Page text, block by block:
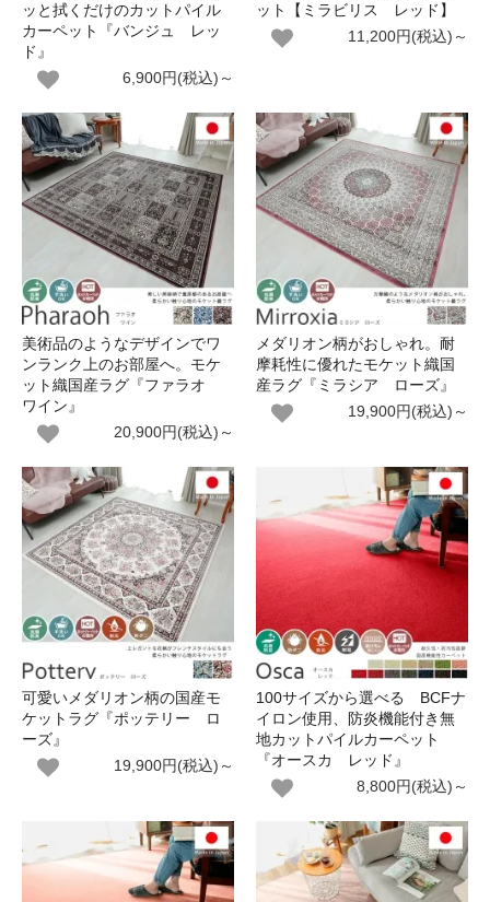
ッと拭くだけのカットパイル
カーペット『バンジュ レッ
ド』
6,900円(税込)～
ット【ミラビリス レッド】
11,200円(税込)～
美術品のようなデザインでワ
ンランク上のお部屋へ。モケ
ット織国産ラグ『ファラオ
ワイン』
20,900円(税込)～
メダリオン柄がおしゃれ。耐
摩耗性に優れたモケット織国
産ラグ『ミラシア ローズ』
19,900円(税込)～
可愛いメダリオン柄の国産モ
ケットラグ『ポッテリー ロ
ーズ』
19,900円(税込)～
100サイズから選べる BCFナ
イロン使用、防炎機能付き無
地カットパイルカーペット
『オースカ レッド』
8,800円(税込)～